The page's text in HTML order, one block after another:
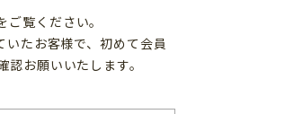
ご覧ください。
たお客様で、初めて会員
認お願いいたします。